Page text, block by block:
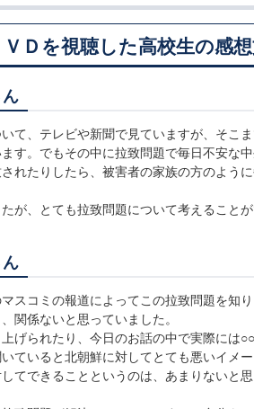
Ｄを視聴した高校生の感
て、テレビや新聞で見ていますが、そこ
す。でもその中に拉致問題で毎日不安な
れたりしたら、被害者の家族の方のよう
が、とても拉致問題について考えること
スコミの報道によってこの拉致問題を知
関係ないと思っていました。
げられたり、今日のお話の中で実際には
ていると北朝鮮に対してとても悪いイメ
てできることというのは、あまりないと